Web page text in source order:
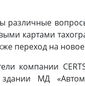
картами
переход на
компании
МД